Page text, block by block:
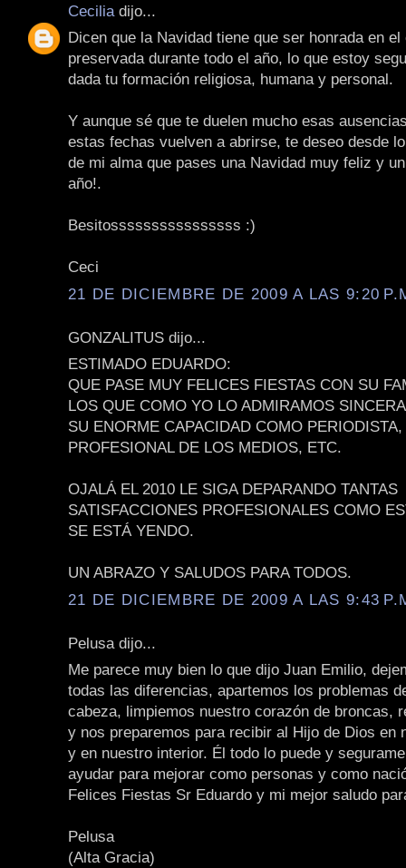
Cecilia dijo...
Dicen que la Navidad tiene que ser honrada en
preservada durante todo el año, lo que estoy
dada tu formación religiosa, humana y personal.
Y aunque sé que te duelen mucho esas
estas fechas vuelven a abrirse, te deseo desde
de mi alma que pases una Navidad muy feliz y
año!.
Besitossssssssssssssss :)
Ceci
21 DE DICIEMBRE DE 2009 A LAS 9:20
GONZALITUS dijo...
ESTIMADO EDUARDO:
QUE PASE MUY FELICES FIESTAS CON SU
LOS QUE COMO YO LO ADMIRAMOS
SU ENORME CAPACIDAD COMO
PROFESIONAL DE LOS MEDIOS, ETC.
OJALÁ EL 2010 LE SIGA DEPARANDO TANTAS
SATISFACCIONES PROFESIONALES COMO
SE ESTÁ YENDO.
UN ABRAZO Y SALUDOS PARA TODOS.
21 DE DICIEMBRE DE 2009 A LAS 9:43
Pelusa dijo...
Me parece muy bien lo que dijo Juan Emilio,
todas las diferencias, apartemos los problemas
cabeza, limpiemos nuestro corazón de broncas,
y nos preparemos para recibir al Hijo de Dios en
y en nuestro interior. Él todo lo puede y
ayudar para mejorar como personas y como
Felices Fiestas Sr Eduardo y mi mejor saludo
Pelusa
(Alta Gracia)